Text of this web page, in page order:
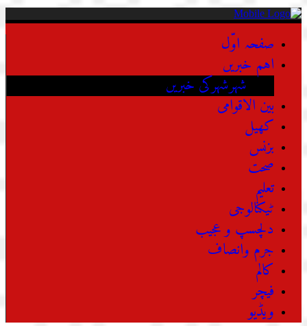
صفحہ اوّل
اہم خبریں
شہرشہرکی خبریں
بین الاقوامی
کھیل
بزنس
صحت
تعلیم
ٹیکنالوجی
دلچسپ و عجیب
جرم وانصاف
کالم
فیچر
ویڈیو